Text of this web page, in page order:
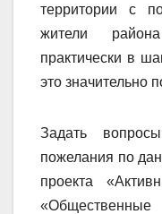
территории с
жители
практически в
это значительно
Задать
пожелания по
проекта